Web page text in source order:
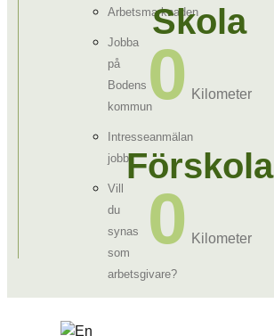
Arbetsmarknaden
Jobba
på
Bodens
kommun
Intresseanmälan
jobb
Vill
du
synas
som
arbetsgivare?
Skola
0 Kilometer
Förskola
0 Kilometer